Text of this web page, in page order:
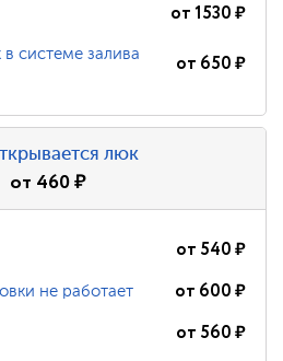
от1530₽
системе залива
от 650₽
люк
от 460₽
от 540₽
не работает от 600₽
от 560₽